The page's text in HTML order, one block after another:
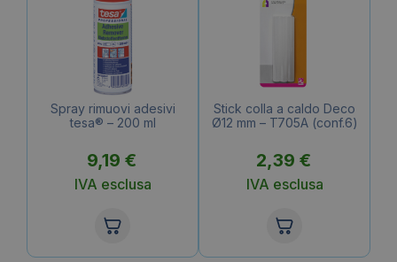
Spray rimuovi adesivi
tesa® – 200 ml
9,19 €
IVA esclusa
Stick colla a caldo Deco
Ø12 mm – T705A (conf.6)
2,39 €
IVA esclusa